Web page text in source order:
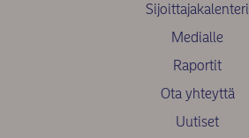
Sijoittajakalenteri
Medialle
Raportit
Ota yhteyttä
Uutiset